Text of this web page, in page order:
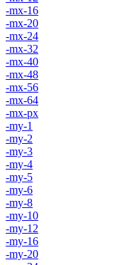
-mx-16
-mx-20
-mx-24
-mx-32
-mx-40
-mx-48
-mx-56
-mx-64
-mx-px
-my-1
-my-2
-my-3
-my-4
-my-5
-my-6
-my-8
-my-10
-my-12
-my-16
-my-20